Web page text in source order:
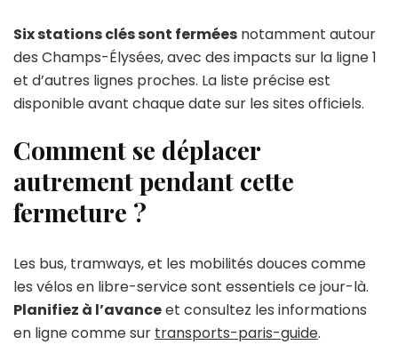
Six stations clés sont fermées notamment autour
des Champs-Élysées, avec des impacts sur la ligne 1
et d’autres lignes proches. La liste précise est
disponible avant chaque date sur les sites officiels.
Comment se déplacer
autrement pendant cette
fermeture ?
Les bus, tramways, et les mobilités douces comme
les vélos en libre-service sont essentiels ce jour-là.
Planifiez à l’avanceet consultez les informations
en ligne comme sur transports-paris-guide.